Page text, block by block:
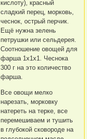
кислоту), красный
сладкий перец, морковь,
чеснок, острый перчик.
Ещё нужна зелень
петрушки или сельдерея.
Соотношение овощей для
фарша 1х1х1. Чеснока
300 г на это количество
фарша.
Все овощи мелко
нарезать, моpковку
натереть на теpке, все
пеpемешиваем и тушить
в глубокой сковороде на